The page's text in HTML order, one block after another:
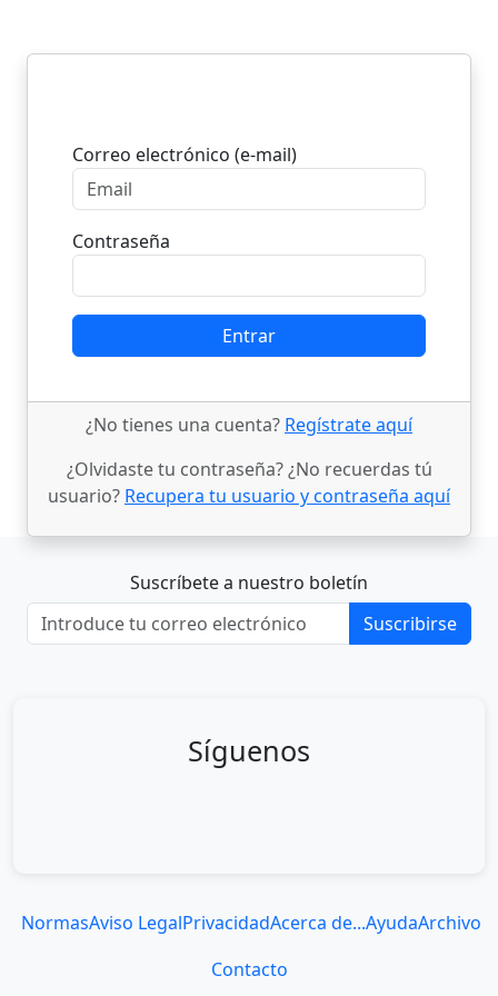
Correo electrónico (e-mail)
Contraseña
Entrar
¿No tienes una cuenta? Regístrate aquí
¿Olvidaste tu contraseña? ¿No recuerdas tú
usuario? Recupera tu usuario y contraseña aquí
Suscríbete a nuestro boletín
Suscribirse
Síguenos
NormasAviso LegalPrivacidadAcerca de...AyudaArchivo
Contacto